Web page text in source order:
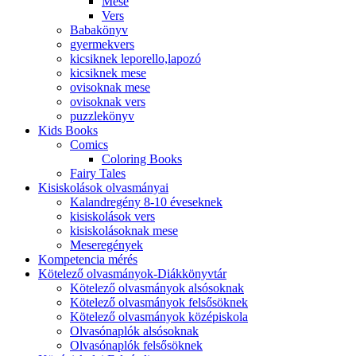
Vers
Babakönyv
gyermekvers
kicsiknek leporello,lapozó
kicsiknek mese
ovisoknak mese
ovisoknak vers
puzzlekönyv
Kids Books
Comics
Coloring Books
Fairy Tales
Kisiskolások olvasmányai
Kalandregény 8-10 éveseknek
kisiskolások vers
kisiskolásoknak mese
Meseregények
Kompetencia mérés
Kötelező olvasmányok-Diákkönyvtár
Kötelező olvasmányok alsósoknak
Kötelező olvasmányok felsősöknek
Kötelező olvasmányok középiskola
Olvasónaplók alsósoknak
Olvasónaplók felsősöknek